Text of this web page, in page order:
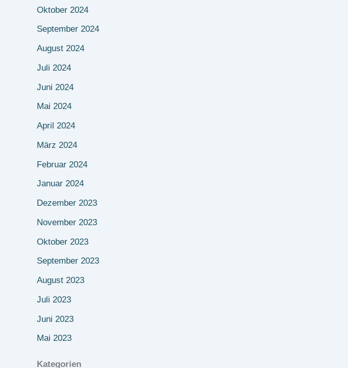
Oktober 2024
September 2024
August 2024
Juli 2024
Juni 2024
Mai 2024
April 2024
März 2024
Februar 2024
Januar 2024
Dezember 2023
November 2023
Oktober 2023
September 2023
August 2023
Juli 2023
Juni 2023
Mai 2023
Kategorien